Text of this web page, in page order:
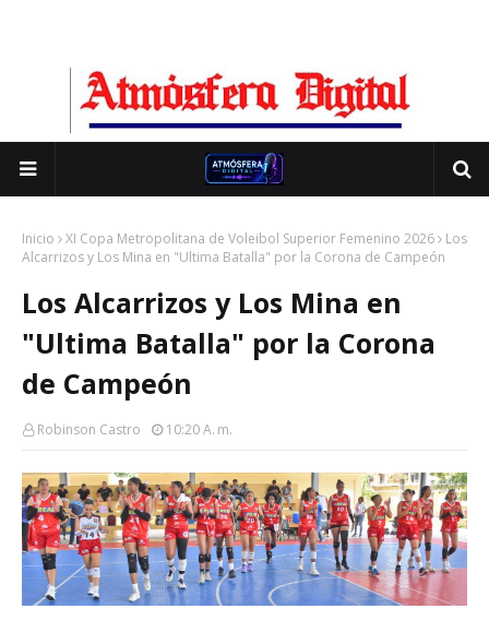
Inicio XI Copa Metropolitana de Voleibol Superior Femenino 2026
Los
Alcarrizos y Los Mina en "Ultima Batalla" por la Corona de Campeón
Los Alcarrizos y Los Mina en
"Ultima Batalla" por la Corona
de Campeón
Robinson Castro 10:20 A. M.